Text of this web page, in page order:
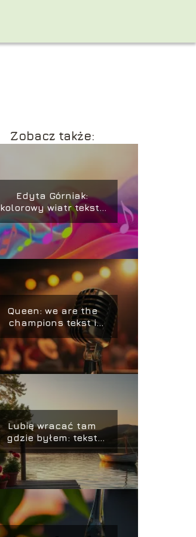
Zobacz także:
Edyta Górniak:
kolorowy wiatr tekst i
jego znaczenie w
muzyce
Queen: we are the
champions tekst i
jego znaczenie w
muzyce
Lubię wracać tam
gdzie byłem: tekst
piosenki Zbigniewa
Wodeckiego